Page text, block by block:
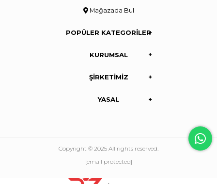
Mağazada Bul
POPÜLER KATEGORİLER
KURUMSAL
ŞİRKETİMİZ
YASAL
Copyright © 2025 All rights reserved.
[email protected]